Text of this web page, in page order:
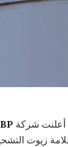
أعلنت شركة BP